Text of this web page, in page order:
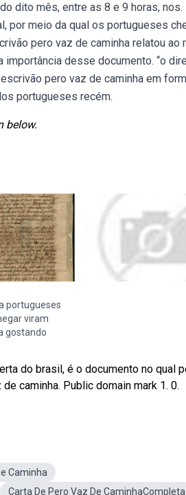
dito mês, entre as 8 e 9 horas, nos.
por meio da qual os portugueses
pero vaz de caminha relatou ao
desse documento. “o
pero vaz de caminha em
portugueses recém.
below.
portugueses
viram
gostando
do brasil, é o documento no qual
caminha. Public domain mark 1. 0.
Caminha
Carta De Pero Vaz De CaminhaCompleta